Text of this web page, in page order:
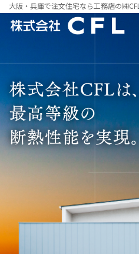
大阪・兵庫で注文住宅なら工務店の㈱CFL